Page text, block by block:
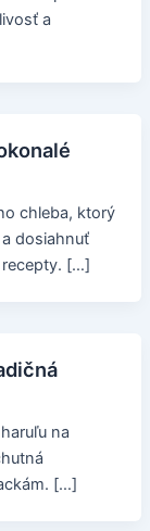
a
chleba, ktorý
dosiahnuť
recepty. […]
na
[…]